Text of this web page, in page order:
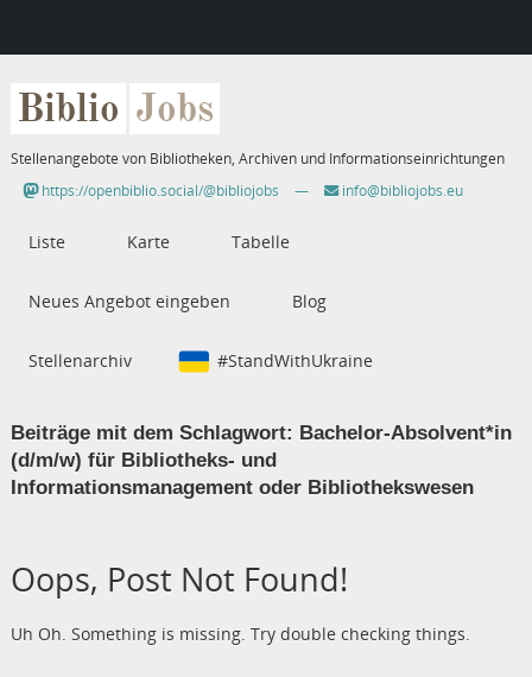
Biblio Jobs
Stellenangebote von Bibliotheken, Archiven und Informationseinrichtungen
https://openbiblio.social/@bibliojobs
— info@bibliojobs.eu
Liste Karte Tabelle
Neues Angebot eingeben Blog
Stellenarchiv #StandWithUkraine
Beiträge mit dem Schlagwort: Bachelor-Absolvent*in
(d/m/w) für Bibliotheks- und
Informationsmanagement oder Bibliothekswesen
Oops, Post Not Found!
Uh Oh. Something is missing. Try double checking things.